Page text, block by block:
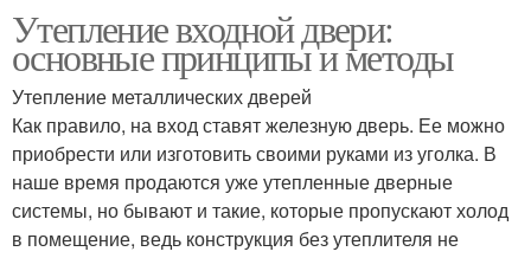
Утепление входной двери:
основные принципы и методы
Утепление металлических дверей
Как правило, на вход ставят железную дверь. Ее можно
приобрести или изготовить своими руками из уголка. В
наше время продаются уже утепленные дверные
системы, но бывают и такие, которые пропускают холод
в помещение, ведь конструкция без утеплителя не